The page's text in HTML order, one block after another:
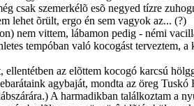
csak szemerkélõ esõ negyed tízre
lehet õrült, ergo én sem vagyok az... (?)
nem vittem, lábamon pedig - némi
tempóban való kocogást terveztem,
az elõttem kocogó karcsú
agybaját, mondta az öreg
A harmadikban találkoztam a